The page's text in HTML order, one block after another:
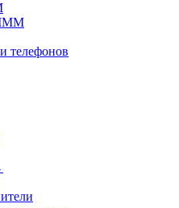
телефонов